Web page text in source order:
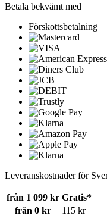
Betala bekvämt med
Förskottsbetalning
Leveranskostnader för
från 1 099 kr Gratis*
från 0 kr
115 kr